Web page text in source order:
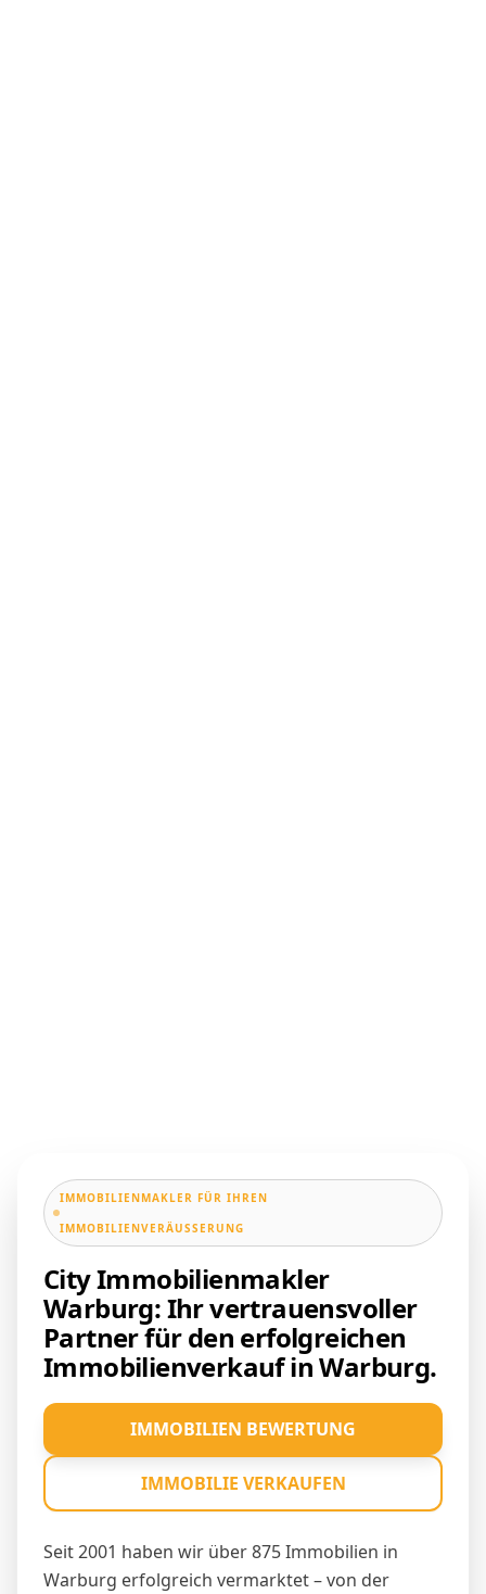
IMMOBILIENMAKLER FÜR IHREN
IMMOBILIENVERÄUSSERUNG
City Immobilienmakler
Warburg: Ihr vertrauensvoller
Partner für den erfolgreichen
Immobilienverkauf in Warburg.
Seit 2001 haben wir über 875 Immobilien in
Warburg erfolgreich vermarktet – von der
IMMOBILIEN BEWERTUNG
IMMOBILIE VERKAUFEN